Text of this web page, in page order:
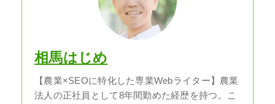
相馬はじめ
【農業×SEOに特化した専業Webライター】農業
法人の正社員として8年間勤めた経歴を持つ。こ